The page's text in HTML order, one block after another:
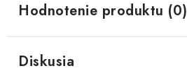
Hodnotenie produktu (0)
Diskusia